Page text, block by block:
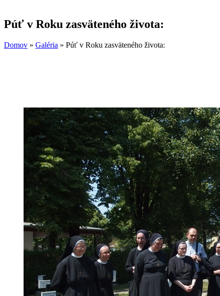
Púť v Roku zasväteného života:
Domov » Galéria » Púť v Roku zasväteného života: